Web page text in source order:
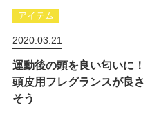
アイテム
2020.03.21
運動後の頭を良い匂いに！
頭皮用フレグランスが良さ
そう